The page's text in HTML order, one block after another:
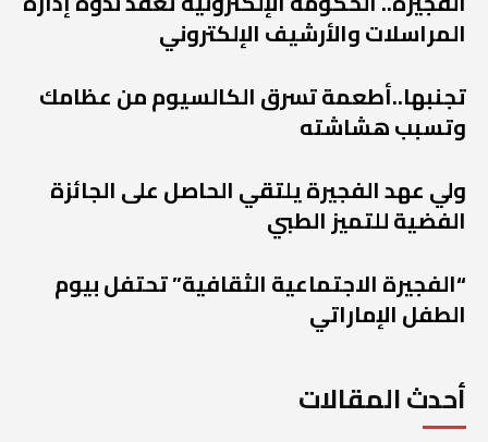
المراسلات والأرشيف الإلكتروني
تجنبها..أطعمة تسرق الكالسيوم من عظامك
وتسبب هشاشته
ولي عهد الفجيرة يلتقي الحاصل على الجائزة
الفضية للتميز الطبي
“الفجيرة الاجتماعية الثقافية” تحتفل بيوم
الطفل الإماراتي
أحدث المقالات